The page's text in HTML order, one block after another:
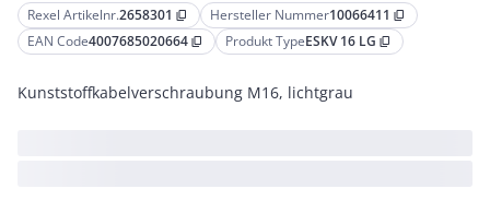
Rexel Artikelnr.2658301 content_copy Hersteller Nummer10066411 content_copy
EAN Code4007685020664 content_copy Produkt TypeESKV 16 LG content_copy
Kunststoffkabelverschraubung M16, lichtgrau